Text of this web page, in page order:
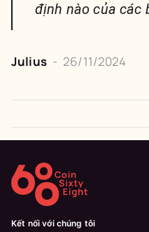
định nào của các
Julius - 26/11/2024
Kết nối với chúng tôi